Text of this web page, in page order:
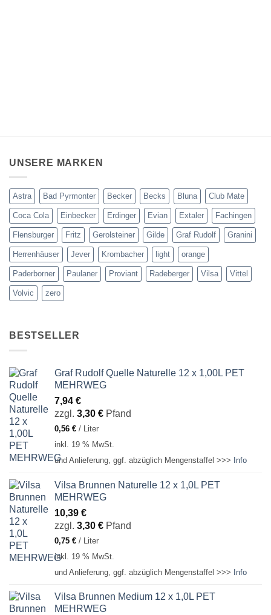
UNSERE MARKEN
Astra Bad Pyrmonter Becker Becks Bluna Club Mate
Coca Cola Einbecker Erdinger Evian Extaler Fachingen
Flensburger Fritz Gerolsteiner Gilde Graf Rudolf Granini
Herrenhäuser Jever Krombacher light orange
Paderborner Paulaner Proviant Radeberger Vilsa Vittel
Volvic zero
BESTSELLER
Graf Rudolf Quelle Naturelle 12 x 1,00L PET
MEHRWEG
7,94 €
zzgl. 3,30 € Pfand
0,56 € /
Liter
inkl. 19 % MwSt.
und Anlieferung, ggf. abzüglich Mengenstaffel >>> Info
Vilsa Brunnen Naturelle 12 x 1,0L PET
MEHRWEG
10,39 €
zzgl. 3,30 € Pfand
0,75 € / Liter
inkl. 19 % MwSt.
und Anlieferung, ggf. abzüglich Mengenstaffel >>> Info
Vilsa Brunnen Medium 12 x 1,0L PET
MEHRWEG